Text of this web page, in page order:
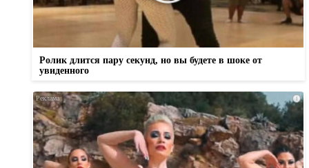
Ролик длится пару секунд, но вы будете в шоке от
увиденного
i